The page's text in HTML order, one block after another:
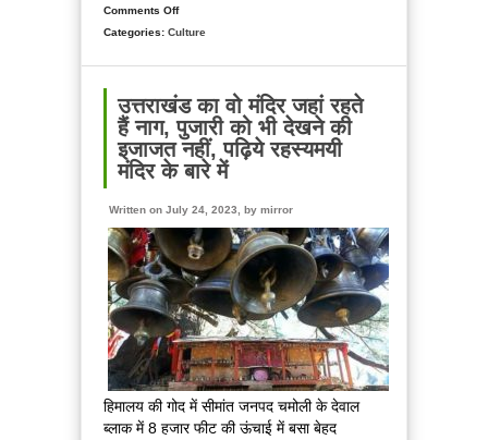
Comments Offon
इस
के
त्योहार
में
है
काल,
जानिए
इसके
मायने
और
कब
बांधें
राखी
Categories: Culture
उत्तराखंड का वो मंदिर जहां रहते
हैं नाग, पुजारी को भी देखने की
इजाजत नहीं, पढ़िये रहस्यमयी
मंदिर के बारे में
Written on July 24, 2023, by mirror
हिमालय की गोद में सीमांत जनपद चमोली के देवाल
ब्लाक में 8 हजार फीट की ऊंचाई में बसा बेहद